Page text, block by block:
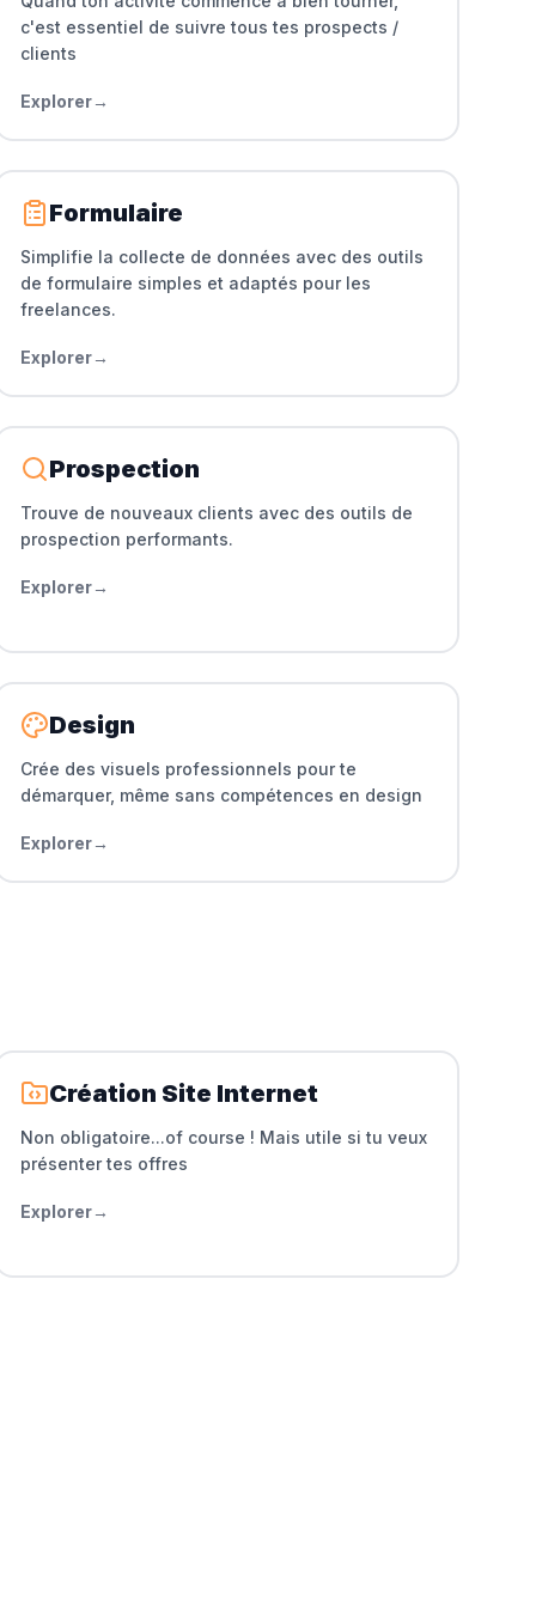
c'est essentiel de suivre tous tes prospects /
clients
Explorer→
Formulaire
Simplifie la collecte de données avec des outils
de formulaire simples et adaptés pour les
freelances.
Explorer→
Prospection
Trouve de nouveaux clients avec des outils de
prospection performants.
Explorer→
Design
Crée des visuels professionnels pour te
démarquer, même sans compétences en design
Explorer→
Création Site Internet
Non obligatoire...of course ! Mais utile si tu veux
présenter tes offres
Explorer→